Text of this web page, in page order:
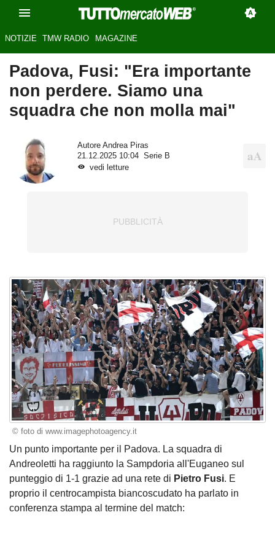
NOTIZIE TMW RADIO MAGAZINE
Padova, Fusi: "Era importante
non perdere. Siamo una
squadra che non molla mai"
Autore Andrea Piras
21.12.2025 10:04
Serie B
vedi letture
© foto di www.imagephotoagency.it
Un punto importante per il Padova. La squadra di
Andreoletti ha raggiunto la Sampdoria all'Euganeo sul
punteggio di 1-1 grazie ad una rete di Pietro Fusi. E
proprio il centrocampista biancoscudato ha parlato in
conferenza stampa al termine del match: